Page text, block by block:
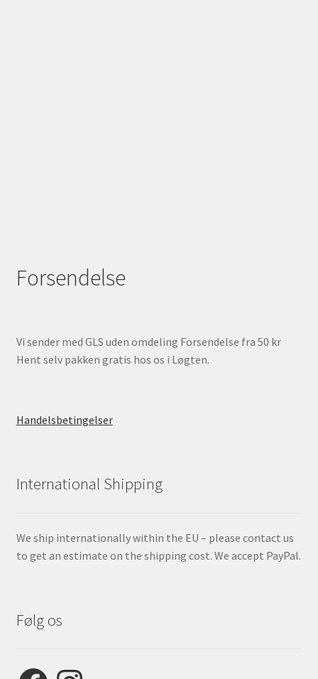
Forsendelse
Vi sender med GLS uden omdeling Forsendelse fra 50 kr
Hent selv pakken gratis hos os i Løgten.
Handelsbetingelser
International Shipping
We ship internationally within the EU – please contact us
to get an estimate on the shipping cost. We accept PayPal.
Følg os
FacebookInstagram